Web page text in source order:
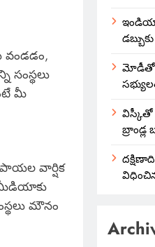
వండడం,
మీ
వార్షిక
మీడియాకు
మౌనం
మోడీతో
విస్కీతో